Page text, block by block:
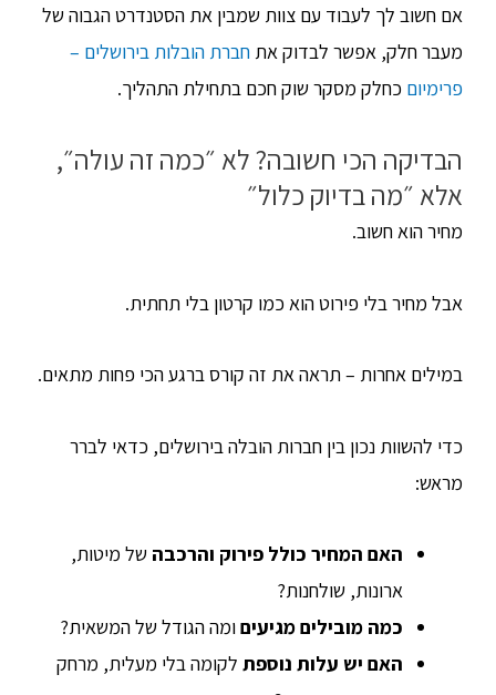
אם חשוב לך לעבוד עם צוות שמבין את הסטנדרט הגבוה של
מעבר חלק, אפשר לבדוק את חברת הובלות בירושלים –
פרימיום כחלק מסקר שוק חכם בתחילת התהליך.
הבדיקה הכי חשובה? לא ״כמה זה עולה״,
אלא ״מה בדיוק כלול״
מחיר הוא חשוב.
אבל מחיר בלי פירוט הוא כמו קרטון בלי תחתית.
במילים אחרות – תראה את זה קורס ברגע הכי פחות מתאים.
כדי להשוות נכון בין חברות הובלה בירושלים, כדאי לברר
מראש:
האם המחיר כולל פירוק והרכבה של מיטות,
ארונות, שולחנות?
כמה מובילים מגיעיםומה הגודל של המשאית?
האם יש עלות נוספת לקומה בלי מעלית, מרחק